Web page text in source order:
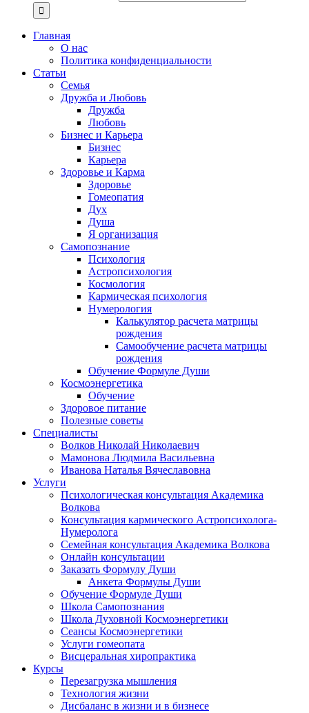
Главная
О нас
Политика конфиденциальности
Статьи
Семья
Дружба и Любовь
Дружба
Любовь
Бизнес и Карьера
Бизнес
Карьера
Здоровье и Карма
Здоровье
Гомеопатия
Дух
Душа
Я организация
Самопознание
Психология
Астропсихология
Космология
Кармическая психология
Нумерология
Калькулятор расчета матрицы
рождения
Самообучение расчета матрицы
рождения
Обучение Формуле Души
Космоэнергетика
Обучение
Здоровое питание
Полезные советы
Специалисты
Волков Николай Николаевич
Мамонова Людмила Васильевна
Иванова Наталья Вячеславовна
Услуги
Психологическая консультация Академика
Волкова
Консультация кармического Астропсихолога-
Нумеролога
Семейная консультация Академика Волкова
Онлайн консультации
Заказать Формулу Души
Анкета Формулы Души
Обучение Формуле Души
Школа Самопознания
Школа Духовной Космоэнергетики
Сеансы Космоэнергетики
Услуги гомеопата
Висцеральная хиропрактика
Курсы
Перезагрузка мышления
Технология жизни
Дисбаланс в жизни и в бизнесе